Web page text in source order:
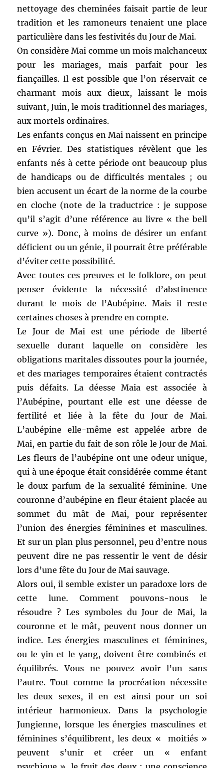
nettoyage des cheminées faisait partie de leur
tradition et les ramoneurs tenaient une place
particulière dans les festivités du Jour de Mai.
On considère Mai comme un mois malchanceux
pour les mariages, mais parfait pour les
fiançailles. Il est possible que l’on réservait ce
charmant mois aux dieux, laissant le mois
suivant, Juin, le mois traditionnel des mariages,
aux mortels ordinaires.
Les enfants conçus en Mai naissent en principe
en Février. Des statistiques révèlent que les
enfants nés à cette période ont beaucoup plus
de handicaps ou de difficultés mentales ; ou
bien accusent un écart de la norme de la courbe
en cloche (note de la traductrice : je suppose
qu’il s’agit d’une référence au livre « the bell
curve »). Donc, à moins de désirer un enfant
déficient ou un génie, il pourrait être préférable
d’éviter cette possibilité.
Avec toutes ces preuves et le folklore, on peut
penser évidente la nécessité d’abstinence
durant le mois de l’Aubépine. Mais il reste
certaines choses à prendre en compte.
Le Jour de Mai est une période de liberté
sexuelle durant laquelle on considère les
obligations maritales dissoutes pour la journée,
et des mariages temporaires étaient contractés
puis défaits. La déesse Maia est associée à
l’Aubépine, pourtant elle est une déesse de
fertilité et liée à la fête du Jour de Mai.
L’aubépine elle-même est appelée arbre de
Mai, en partie du fait de son rôle le Jour de Mai.
Les fleurs de l’aubépine ont une odeur unique,
qui à une époque était considérée comme étant
le doux parfum de la sexualité féminine. Une
couronne d’aubépine en fleur étaient placée au
sommet du mât de Mai, pour représenter
l’union des énergies féminines et masculines.
Et sur un plan plus personnel, peu d’entre nous
peuvent dire ne pas ressentir le vent de désir
lors d’une fête du Jour de Mai sauvage.
Alors oui, il semble exister un paradoxe lors de
cette lune. Comment pouvons-nous le
résoudre ? Les symboles du Jour de Mai, la
couronne et le mât, peuvent nous donner un
indice. Les énergies masculines et féminines,
ou le yin et le yang, doivent être combinés et
équilibrés. Vous ne pouvez avoir l’un sans
l’autre. Tout comme la procréation nécessite
les deux sexes, il en est ainsi pour un soi
intérieur harmonieux. Dans la psychologie
Jungienne, lorsque les énergies masculines et
féminines s’équilibrent, les deux « moitiés »
peuvent s’unir et créer un « enfant